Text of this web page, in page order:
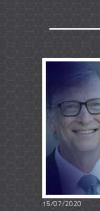
15/07/2020